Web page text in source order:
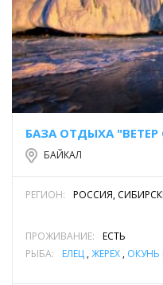
БАЗА ОТДЫХА
БАЙКАЛ
РЕГИОН: РОССИЯ,
ПРОЖИВАНИЕ:
ЕСТЬ
РЫБА:
ЕЛЕЦ ,ЖЕРЕХ , ОКУНЬ